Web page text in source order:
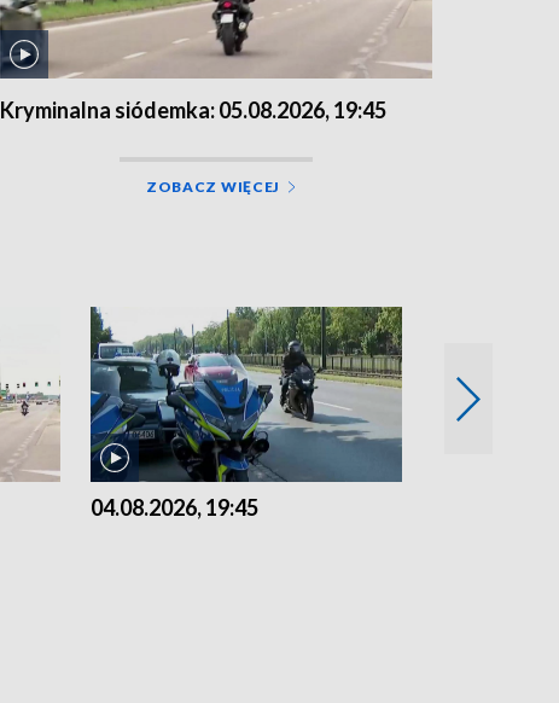
Kryminalna siódemka: 05.08.2026, 19:45
ZOBACZ WIĘCEJ
04.08.2026, 19:45